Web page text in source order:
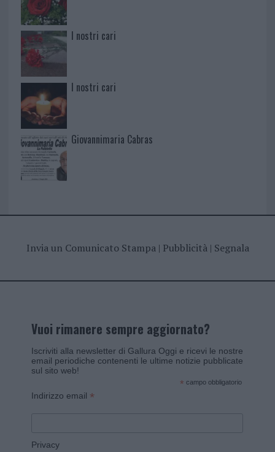
I nostri cari
I nostri cari
Giovannimaria Cabras
Invia un Comunicato Stampa| Pubblicità| Segnala
Vuoi rimanere sempre aggiornato?
Iscriviti alla newsletter di Gallura Oggi e ricevi le nostre
email periodiche contenenti le ultime notizie pubblicate
sul sito web!
* campo obbligatorio
Indirizzo email *
Privacy